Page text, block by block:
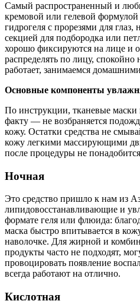
Самый распространенный и
кремовой или гелевой
гидрогеля с прорезями для
секцией для подбородка или
хорошо фиксируются на лице и
распределять по лицу,
работает, занимаемся
Основные компоненты
По инструкции, тканевые маски
факту — не возбраняется
кожу. Остатки средства не
кожу легкими массирующими
после процедуры не
Ночная
Это средство пришло к нам из
липидовосстанавливающие и
формате геля или флюида:
маска быстро впитывается в
наволочке. Для жирной и
продукты часто не подходят,
провоцировать появление
всегда работают на отлично.
Кислотная